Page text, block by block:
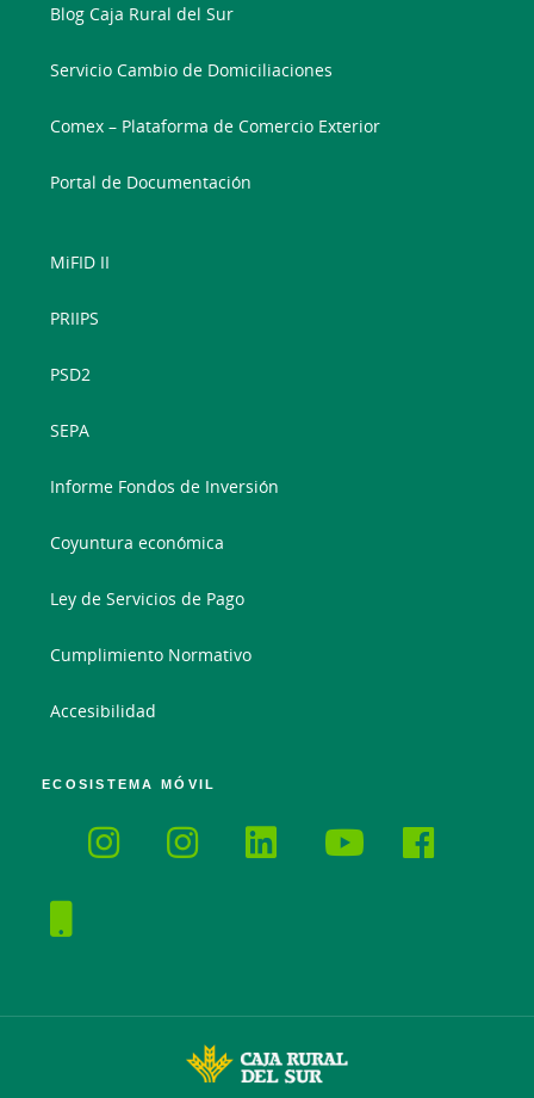
Blog Caja Rural del Sur
Servicio Cambio de Domiciliaciones
Comex – Plataforma de Comercio Exterior
Portal de Documentación
MiFID II
PRIIPS
PSD2
SEPA
Informe Fondos de Inversión
Coyuntura económica
Ley de Servicios de Pago
Cumplimiento Normativo
Accesibilidad
ECOSISTEMA MÓVIL